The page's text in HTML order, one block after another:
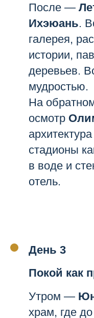
После —
Ихэюань.
галерея,
истории,
деревьев.
мудростью.
На
осмотр
стадионы
в воде и
отель.
День 3
Покой как
Утром —
храм, где